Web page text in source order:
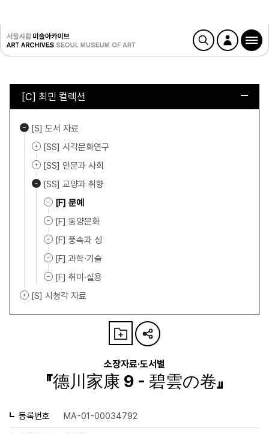
[C] 최민 컬렉션
[S] 도서 자료
[SS] 시각문화연구
[SS] 인문과 사회
[SS] 교양과 취향
[F] 문예
[F] 동양문화
[F] 풍속과 성
[F] 과학·기술
[F] 취미·실용
[S] 시청각 자료
소장자료·도서별
『德川家康 9 - 碧雲の卷』
등록번호 MA-01-00034792